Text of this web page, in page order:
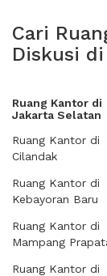
Cari
Diskusi
Ruang Kantor di
Jakarta Selatan
Ruang Kantor di
Cilandak
Ruang Kantor di
Kebayoran Baru
Ruang Kantor di
Mampang
Ruang Kantor di